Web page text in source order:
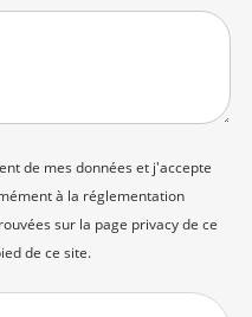
de mes données et j'accepte
à la réglementation
sur la page privacyde ce
de ce site.